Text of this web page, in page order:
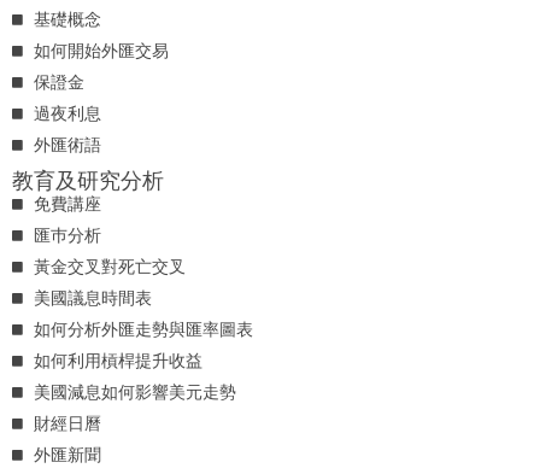
基礎概念
如何開始外匯交易
保證金
過夜利息
外匯術語
教育及研究分析
免費講座
匯巿分析
黃金交叉對死亡交叉
美國議息時間表
如何分析外匯走勢與匯率圖表
如何利用槓桿提升收益
美國減息如何影響美元走勢
財經日曆
外匯新聞